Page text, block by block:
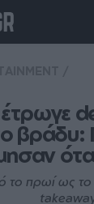
έτρωγε
το πρωί ως